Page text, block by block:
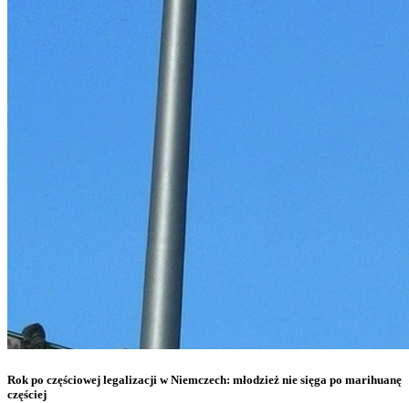
Rok po częściowej legalizacji w Niemczech: młodzież nie sięga po marihuanę
częściej